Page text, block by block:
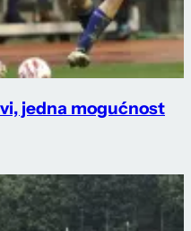
jedna mogućnost